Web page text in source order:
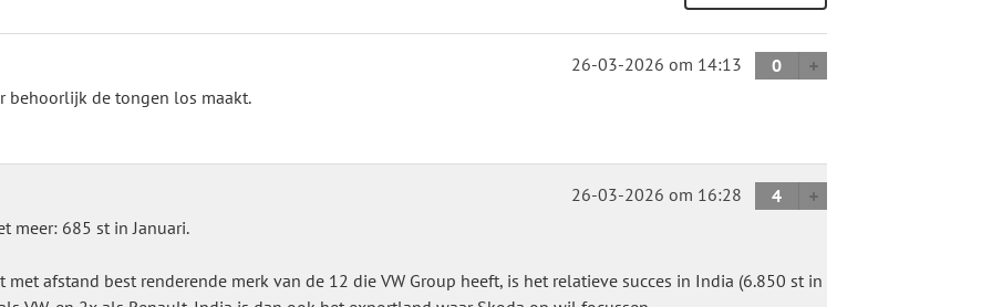
26-03-2026 om 14:13
0
behoorlijk de tongen los maakt.
26-03-2026 om 16:28
4
meer: 685 st in Januari.
met afstand best renderende merk van de 12 die VW Group heeft, is het relatieve succes in India (6.850 st in